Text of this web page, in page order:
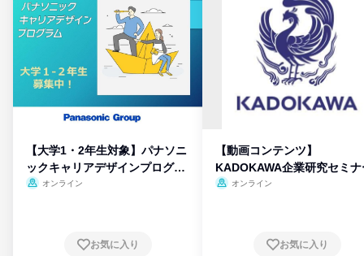
【大学1・2年生対象】パナソニ
ックキャリアデザインプログラ
ム
オンライン
お気に入り
【動画コンテンツ】
KADOKAWA企業研究セミナ
オンライン
お気に入り